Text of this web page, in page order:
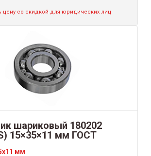
цену со скидкой для юридических лиц
шариковый 180202
15×35×11 мм ГОСТ
мм